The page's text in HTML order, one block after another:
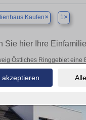
akzeptieren
Kaufen× 1×
Sie hier Ihre
Östliches Ringgebiet
oder zur Vermietung